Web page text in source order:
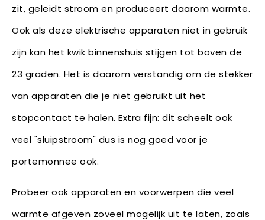
zit, geleidt stroom en produceert daarom warmte.
Ook als deze elektrische apparaten niet in gebruik
zijn kan het kwik binnenshuis stijgen tot boven de
23 graden. Het is daarom verstandig om de stekker
van apparaten die je niet gebruikt uit het
stopcontact te halen. Extra fijn: dit scheelt ook
veel "sluipstroom" dus is nog goed voor je
portemonnee ook.
Probeer ook apparaten en voorwerpen die veel
warmte afgeven zoveel mogelijk uit te laten, zoals